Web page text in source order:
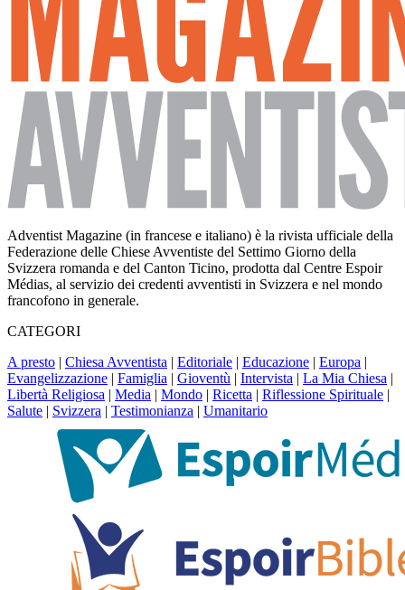
Adventist Magazine (in francese e italiano) è la rivista ufficiale della
Federazione delle Chiese Avventiste del Settimo Giorno della
Svizzera romanda e del Canton Ticino, prodotta dal Centre Espoir
Médias, al servizio dei credenti avventisti in Svizzera e nel mondo
francofono in generale.
CATEGORI
A presto | Chiesa Avventista | Editoriale | Educazione | Europa |
Evangelizzazione | Famiglia | Gioventù | Intervista | La Mia Chiesa |
Libertà Religiosa | Media | Mondo | Ricetta | Riflessione Spirituale |
Salute | Svizzera | Testimonianza | Umanitario